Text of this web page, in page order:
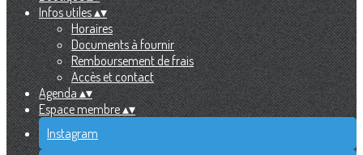
Infos utiles▴▾
Horaires
Documents à fournir
Remboursement de frais
Accès et contact
Agenda▴▾
Espace membre▴▾
Instagram